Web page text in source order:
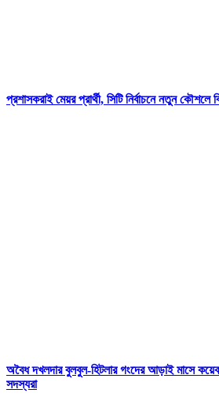
প্রশাসকরাই মেয়র প্রার্থী, সিটি নির্বাচনে নতুন কৌশলে
অবৈধ দখলদার বুলবুল-হিটলার গংদের আড়াই মাসে
সদস্যরা